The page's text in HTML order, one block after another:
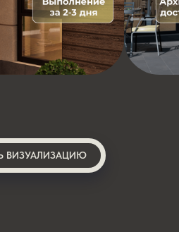
ВИЗУАЛИЗАЦИЮ